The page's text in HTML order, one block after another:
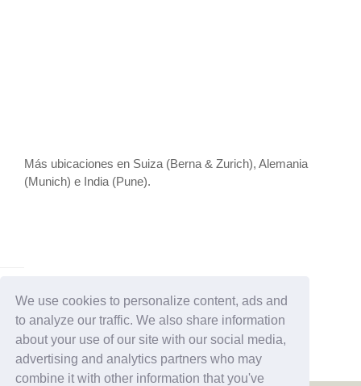
We use cookies to personalize content, ads and
to analyze our traffic. We also share information
about your use of our site with our social media,
advertising and analytics partners who may
combine it with other information that you've
Más ubicaciones en Suiza (Berna & Zurich), Alemania
(Munich) e India (Pune).